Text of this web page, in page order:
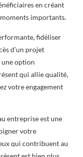
en créant
importants.
fidéliser
d’un projet
option
qui allie qualité,
votre engagement
entreprise est une
votre
qui contribuent au